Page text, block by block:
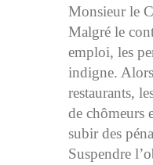
Monsieur le
Malgré le
emploi, les
indigne.
restaurants,
de chômeurs
subir des
Suspendre